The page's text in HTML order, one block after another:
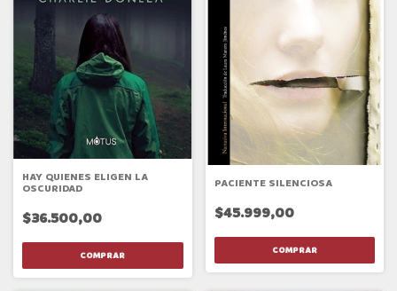
HAY QUIENES ELIGEN LA
OSCURIDAD
$36.500,00
PACIENTE SILENCIOSA
$45.999,00